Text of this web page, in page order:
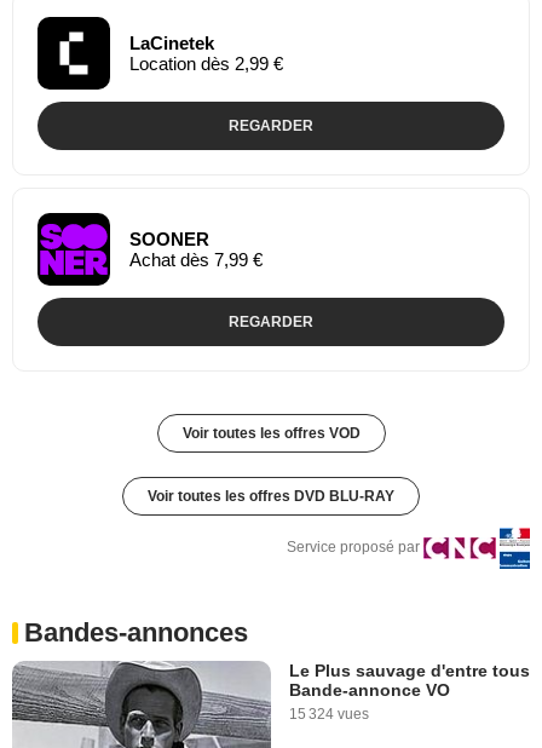
LaCinetek
Location dès 2,99 €
REGARDER
SOONER
Achat dès 7,99 €
REGARDER
Voir toutes les offres VOD
Voir toutes les offres DVD BLU-RAY
Service proposé par
Bandes-annonces
Le Plus sauvage d'entre tous
Bande-annonce VO
15 324 vues